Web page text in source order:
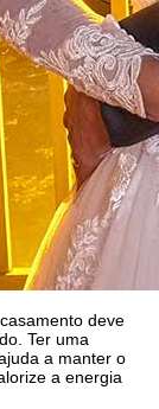
deve
Ter uma
a manter o
a energia